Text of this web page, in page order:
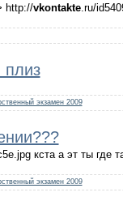
http://vkontakte.ru/
плиз
экзамен 2009
кста а эт ты где
экзамен 2009